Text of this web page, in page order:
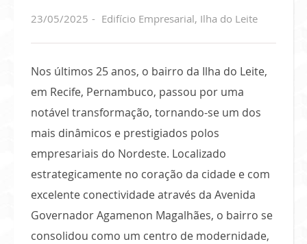
23/05/2025 Edifício Empresarial, Ilha do Leite
Nos últimos 25 anos, o bairro da Ilha do Leite,
em Recife, Pernambuco, passou por uma
notável transformação, tornando-se um dos
mais dinâmicos e prestigiados polos
empresariais do Nordeste. Localizado
estrategicamente no coração da cidade e com
excelente conectividade através da Avenida
Governador Agamenon Magalhães, o bairro se
consolidou como um centro de modernidade,